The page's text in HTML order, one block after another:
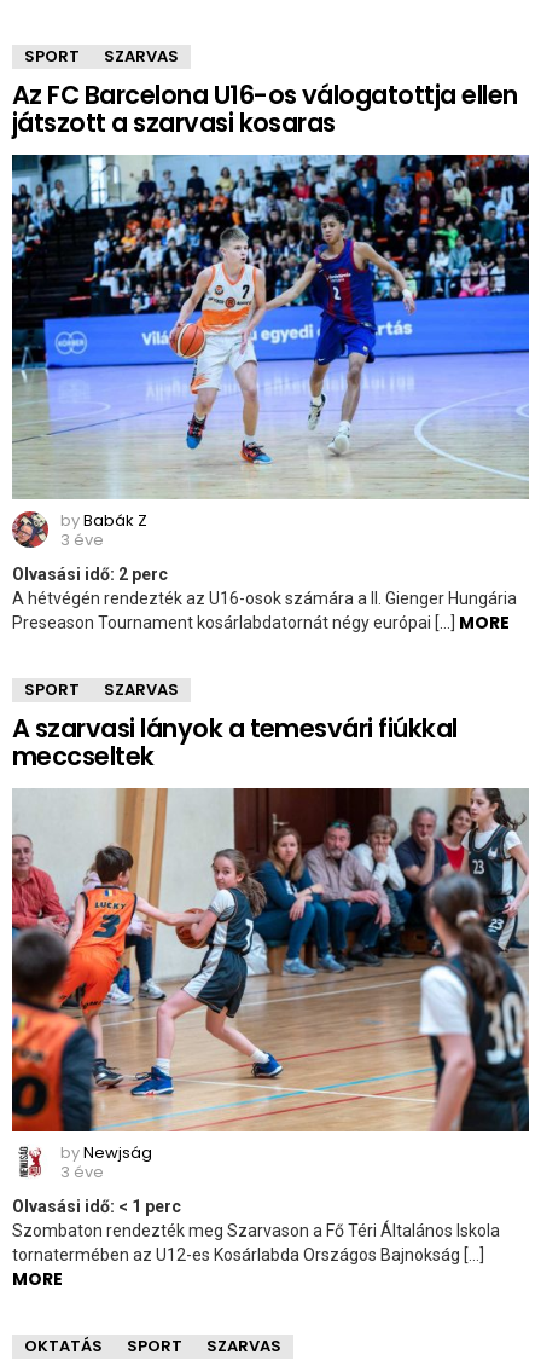
SPORT SZARVAS
Az FC Barcelona U16-os válogatottja ellen
játszott a szarvasi kosaras
byBabák Z
3 éve
Olvasási idő: 2 perc
A hétvégén rendezték az U16-osok számára a II. Gienger Hungária
Preseason Tournament kosárlabdatornát négy európai […] MORE
SPORT SZARVAS
A szarvasi lányok a temesvári fiúkkal
meccseltek
byNewjság
3 éve
Olvasási idő: < 1 perc
Szombaton rendezték meg Szarvason a Fő Téri Általános Iskola
tornatermében az U12-es Kosárlabda Országos Bajnokság […]
MORE
OKTATÁS SPORT SZARVAS